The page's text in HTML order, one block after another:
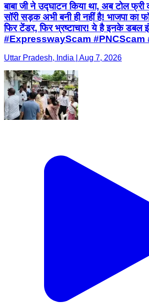
बाबा जी ने उद्घाटन किया था, अब टोल
सॉरी सड़क अभी बनी ही नहीं है! भाजपा का
फिर टेंडर, फिर भ्रष्टाचार! ये है इनके
#ExpresswayScam #PNCScam
Uttar Pradesh, India | Aug 7, 2026